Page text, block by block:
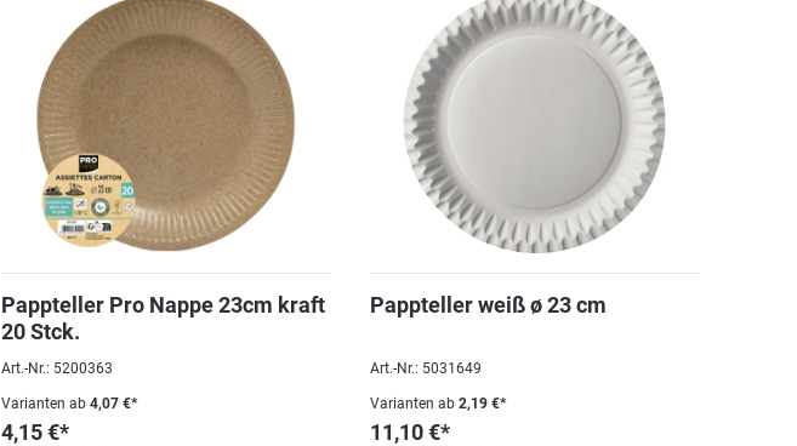
Pappteller Pro Nappe 23cm kraft
20 Stck.
Art.-Nr.: 5200363
Varianten ab 4,07 €*
4,15 €*
Pappteller weiß ø 23 cm
Art.-Nr.: 5031649
Varianten ab2,19 €*
11,10 €*